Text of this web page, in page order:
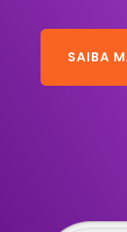
SAIBA